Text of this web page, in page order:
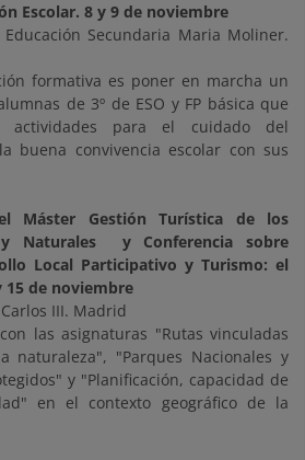
Escolar. 8 y 9 de noviembre
Secundaria Maria Moliner.
formativa es poner en marcha un
de 3º de ESO y FP básica que
actividades para el cuidado del
buena convivencia escolar con sus
Máster Gestión Turística de los
Naturales
y Conferencia sobre
Local Participativo y Turismo: el
15 de noviembre
III. Madrid
las asignaturas "Rutas vinculadas
naturaleza", "Parques Nacionales y
y "Planificación, capacidad de
en el contexto geográfico de la